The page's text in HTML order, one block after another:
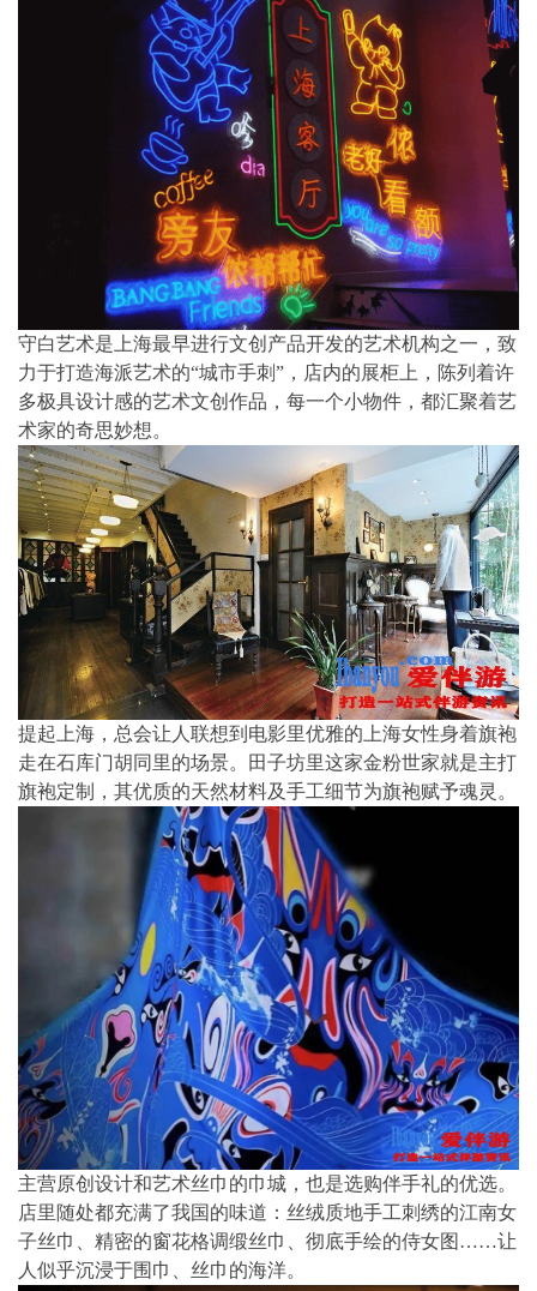
守白艺术是上海最早进行文创产品开发的艺术机构之一，致
力于打造海派艺术的“城市手刺”，店内的展柜上，陈列着许
多极具设计感的艺术文创作品，每一个小物件，都汇聚着艺
术家的奇思妙想。
提起上海，总会让人联想到电影里优雅的上海女性身着旗袍
走在石库门胡同里的场景。田子坊里这家金粉世家就是主打
旗袍定制，其优质的天然材料及手工细节为旗袍赋予魂灵。
主营原创设计和艺术丝巾的巾城，也是选购伴手礼的优选。
店里随处都充满了我国的味道：丝绒质地手工刺绣的江南女
子丝巾、精密的窗花格调缎丝巾、彻底手绘的侍女图……让
人似乎沉浸于围巾、丝巾的海洋。